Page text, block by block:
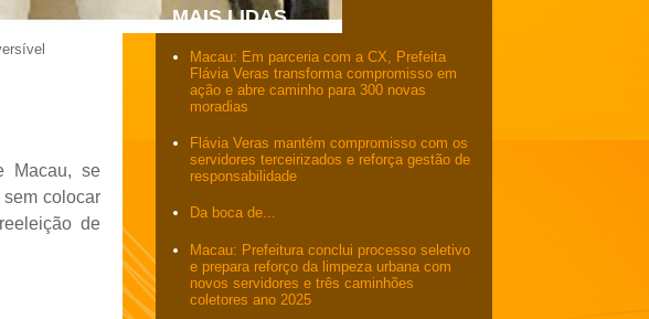
Macau, se
colocar
de
MAIS LIDAS
Macau: Em parceria com a CX, Prefeita
Flávia Veras transforma compromisso em
ação e abre caminho para 300 novas
moradias
Flávia Veras mantém compromisso com os
servidores terceirizados e reforça gestão de
responsabilidade
Da boca de...
Macau: Prefeitura conclui processo seletivo
e prepara reforço da limpeza urbana com
novos servidores e três caminhões
coletores ano 2025